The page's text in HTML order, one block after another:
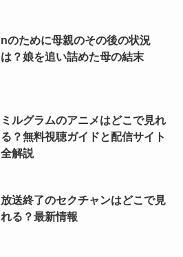
nのために母親のその後の状況
は？娘を追い詰めた母の結末
ミルグラムのアニメはどこで見れ
る？無料視聴ガイドと配信サイト
全解説
放送終了のセクチャンはどこで見
れる？最新情報